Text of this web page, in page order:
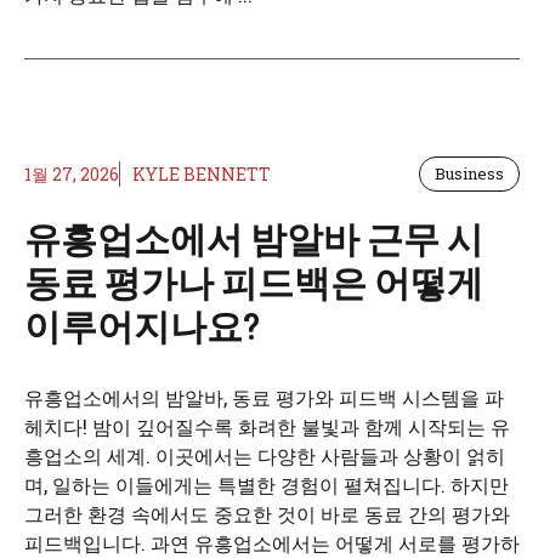
1월 27, 2026 KYLE BENNETT Business
유흥업소에서 밤알바 근무 시
동료 평가나 피드백은 어떻게
이루어지나요?
유흥업소에서의 밤알바, 동료 평가와 피드백 시스템을 파
헤치다! 밤이 깊어질수록 화려한 불빛과 함께 시작되는 유
흥업소의 세계. 이곳에서는 다양한 사람들과 상황이 얽히
며, 일하는 이들에게는 특별한 경험이 펼쳐집니다. 하지만
그러한 환경 속에서도 중요한 것이 바로 동료 간의 평가와
피드백입니다. 과연 유흥업소에서는 어떻게 서로를 평가하